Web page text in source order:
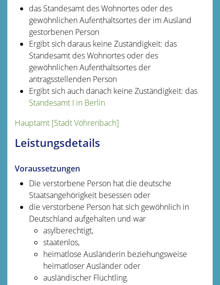
das Standesamt des Wohnortes oder des
gewöhnlichen Aufenthaltsortes der im Ausland
gestorbenen Person
Ergibt sich daraus keine Zuständigkeit: das
Standesamt des Wohnortes oder des
gewöhnlichen Aufenthaltsortes der
antragsstellenden Person
Ergibt sich auch danach keine Zuständigkeit: das
Standesamt I in Berlin
Hauptamt [Stadt Vöhrenbach]
Leistungsdetails
Voraussetzungen
Die verstorbene Person hat die deutsche
Staatsangehörigkeit besessen oder
die verstorbene Person hat sich gewöhnlich in
Deutschland aufgehalten und war
asylberechtigt,
staatenlos,
heimatlose Ausländerin beziehungsweise
heimatloser Ausländer oder
ausländischer Flüchtling.